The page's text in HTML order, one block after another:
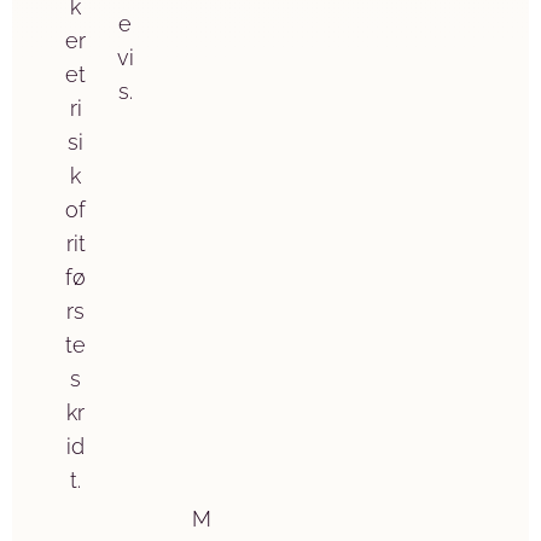
k
er
et
ri
si
k
of
rit
fø
rs
te
s
kr
id
t.
e
vi
s.
M